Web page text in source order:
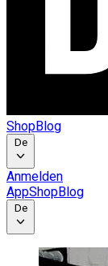
ShopBlog
De
Anmelden
AppShopBlog
De